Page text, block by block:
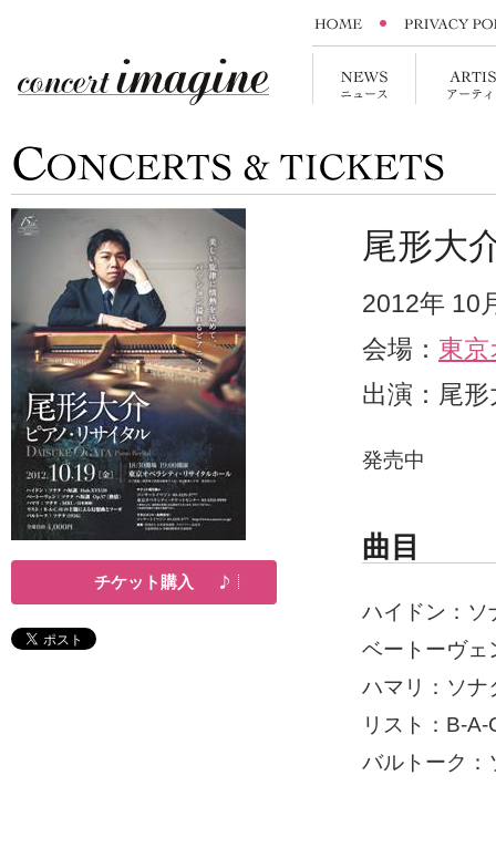
チケット購入
尾形大
2012年 10
会場： 東
出演：尾
発売中
曲目
ハイドン：
ベートーヴ
ハマリ：ソナ
リスト：B-
バルトーク：